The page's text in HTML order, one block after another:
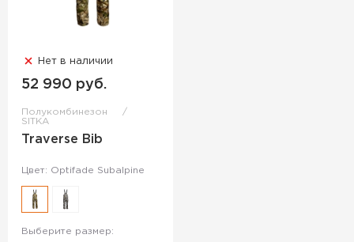
Нет в наличии
52 990 руб.
Полукомбинезон
SITKA
Traverse Bib
Цвет: Optifade Subalpine
Выберите размер: